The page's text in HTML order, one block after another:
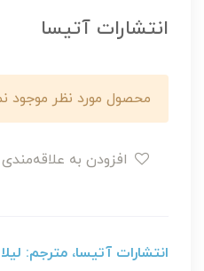
انتشارات آتیسا
محصول مورد نظر موجود
انتشارات آتیسا، مترجم: